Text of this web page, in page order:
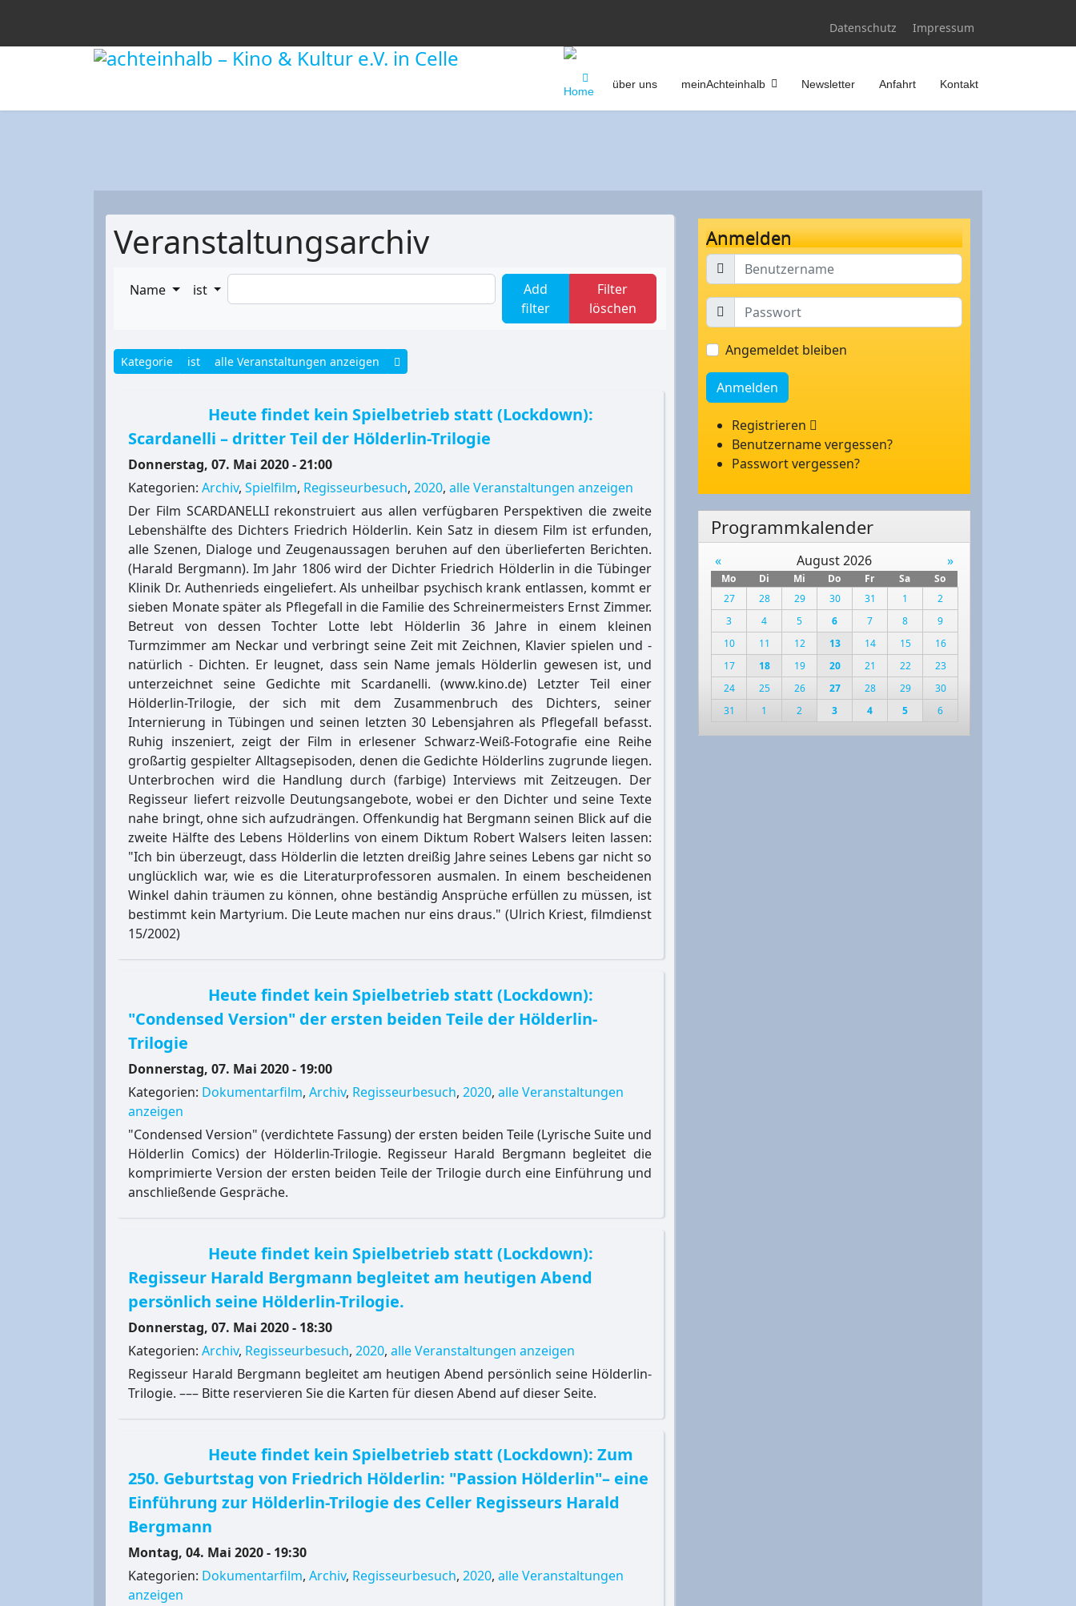
Impressum
Datenschutz
über uns meinAchteinhalb Newsletter Anfahrt Kontakt
Veranstaltungsarchiv
Name ist
Add
filter
Filter
löschen
Kategorie ist alle Veranstaltungen anzeigen
Heute findet kein Spielbetrieb statt (Lockdown):
Scardanelli – dritter Teil der Hölderlin-Trilogie
Donnerstag, 07. Mai 2020 - 21:00
Kategorien:Archiv,Spielfilm, Regisseurbesuch,2020,alle Veranstaltungen anzeigen
Der Film SCARDANELLI rekonstruiert aus allen verfügbaren Perspektiven die zweite
Lebenshälfte des Dichters Friedrich Hölderlin. Kein Satz in diesem Film ist erfunden,
alle Szenen, Dialoge und Zeugenaussagen beruhen auf den überlieferten Berichten.
(Harald Bergmann). Im Jahr 1806 wird der Dichter Friedrich Hölderlin in die Tübinger
Klinik Dr. Authenrieds eingeliefert. Als unheilbar psychisch krank entlassen, kommt er
sieben Monate später als Pflegefall in die Familie des Schreinermeisters Ernst Zimmer.
Betreut von dessen Tochter Lotte lebt Hölderlin 36 Jahre in einem kleinen
Turmzimmer am Neckar und verbringt seine Zeit mit Zeichnen, Klavier spielen und -
natürlich - Dichten. Er leugnet, dass sein Name jemals Hölderlin gewesen ist, und
unterzeichnet seine Gedichte mit Scardanelli. (www.kino.de) Letzter Teil einer
Hölderlin-Trilogie, der sich mit dem Zusammenbruch des Dichters, seiner
Internierung in Tübingen und seinen letzten 30 Lebensjahren als Pflegefall befasst.
Ruhig inszeniert, zeigt der Film in erlesener Schwarz-Weiß-Fotografie eine Reihe
großartig gespielter Alltagsepisoden, denen die Gedichte Hölderlins zugrunde liegen.
Unterbrochen wird die Handlung durch (farbige) Interviews mit Zeitzeugen. Der
Regisseur liefert reizvolle Deutungsangebote, wobei er den Dichter und seine Texte
nahe bringt, ohne sich aufzudrängen. Offenkundig hat Bergmann seinen Blick auf die
zweite Hälfte des Lebens Hölderlins von einem Diktum Robert Walsers leiten lassen:
"Ich bin überzeugt, dass Hölderlin die letzten dreißig Jahre seines Lebens gar nicht so
unglücklich war, wie es die Literaturprofessoren ausmalen. In einem bescheidenen
Winkel dahin träumen zu können, ohne beständig Ansprüche erfüllen zu müssen, ist
bestimmt kein Martyrium. Die Leute machen nur eins draus." (Ulrich Kriest, filmdienst
15/2002)
Heute findet kein Spielbetrieb statt (Lockdown):
"Condensed Version" der ersten beiden Teile der Hölderlin-
Trilogie
Donnerstag, 07. Mai 2020 - 19:00
Kategorien: Dokumentarfilm,Archiv, Regisseurbesuch,2020,alle Veranstaltungen
anzeigen
"Condensed Version" (verdichtete Fassung) der ersten beiden Teile (Lyrische Suite und
Hölderlin Comics) der Hölderlin-Trilogie. Regisseur Harald Bergmann begleitet die
komprimierte Version der ersten beiden Teile der Trilogie durch eine Einführung und
anschließende Gespräche.
Heute findet kein Spielbetrieb statt (Lockdown):
Regisseur Harald Bergmann begleitet am heutigen Abend
persönlich seine Hölderlin-Trilogie.
Donnerstag, 07. Mai 2020 - 18:30
Kategorien:Archiv, Regisseurbesuch,2020,alle Veranstaltungen anzeigen
Regisseur Harald Bergmann begleitet am heutigen Abend persönlich seine Hölderlin-
Trilogie. ––– Bitte reservieren Sie die Karten für diesen Abend auf dieser Seite.
Heute findet kein Spielbetrieb statt (Lockdown): Zum
250. Geburtstag von Friedrich Hölderlin: "Passion Hölderlin"– eine
Einführung zur Hölderlin-Trilogie des Celler Regisseurs Harald
Bergmann
Montag, 04. Mai 2020 - 19:30
Kategorien: Dokumentarfilm,Archiv, Regisseurbesuch,2020,alle Veranstaltungen
anzeigen
Anmelden
Angemeldet bleiben
Anmelden
Registrieren
Benutzername vergessen?
Passwort vergessen?
Programmkalender
« August 2026 »
Mo Di Mi Do Fr Sa
So
27
28 29 30 31 1
2
3
4 5 6 7 8
9
10
11 12 13 14 15
16
17
18 19 20 21 22
23
24
25 26 27 28 29
30
31
1 2 3 4 5 6